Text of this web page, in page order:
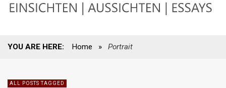
YOU ARE HERE: Home » Portrait
ALL POSTS TAGGED